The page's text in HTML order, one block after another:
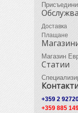
Доставка
Плащане
Магазин
Статии
+359 2
+359 885